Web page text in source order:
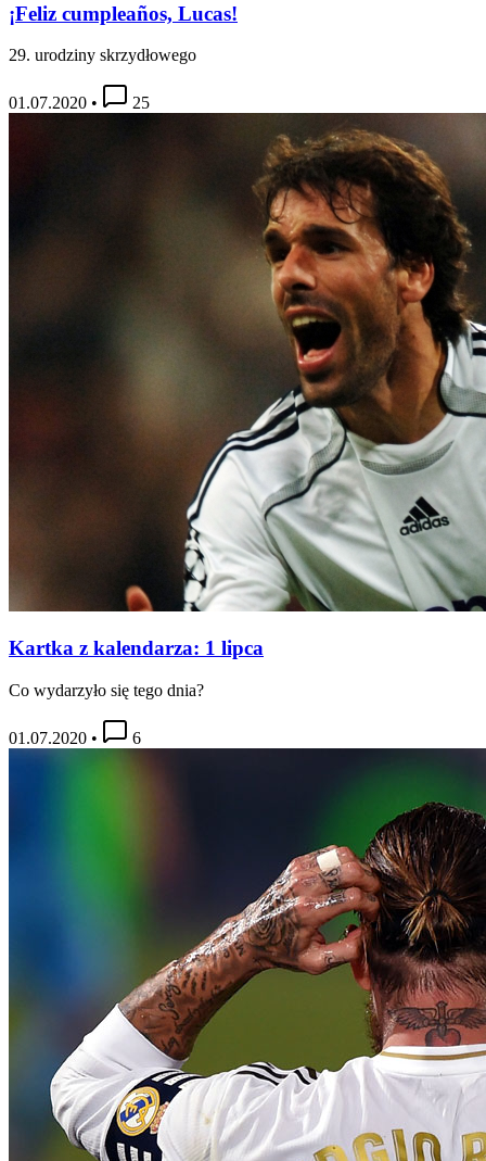
¡Feliz cumpleaños, Lucas!
29. urodziny skrzydłowego
01.07.2020 • 25
Kartka z kalendarza: 1 lipca
Co wydarzyło się tego dnia?
01.07.2020 • 6